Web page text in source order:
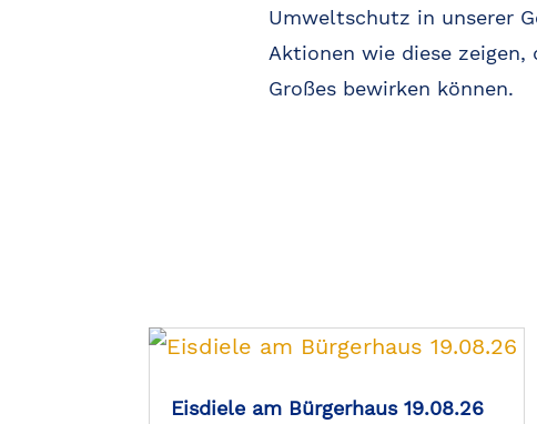
Umweltschutz in unserer
Aktionen wie diese zeigen,
Großes bewirken können.
Eisdiele am Bürgerhaus 19.08.26